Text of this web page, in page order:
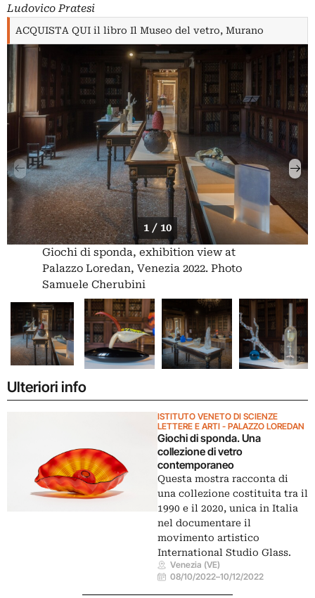
Ludovico Pratesi
ACQUISTA QUI il libro Il Museo del vetro, Murano
1 / 10
Giochi di sponda, exhibition view at
Palazzo Loredan, Venezia 2022. Photo
Samuele Cherubini
Ulteriori info
ISTITUTO VENETO DI SCIENZE
LETTERE E ARTI - PALAZZO LOREDAN
Giochi di sponda. Una
collezione di vetro
contemporaneo
Questa mostra racconta di
una collezione costituita tra il
1990 e il 2020, unica in Italia
nel documentare il
movimento artistico
International Studio Glass.
Venezia (VE)
08/10/2022–10/12/2022